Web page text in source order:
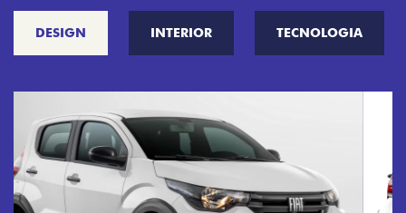
DESIGN INTERIOR TECNOLOGIA